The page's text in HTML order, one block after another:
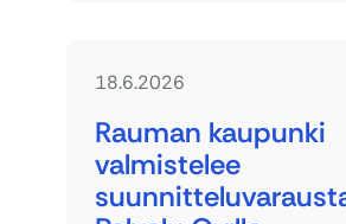
Rauman kaupunki
valmistelee
18.6.2026